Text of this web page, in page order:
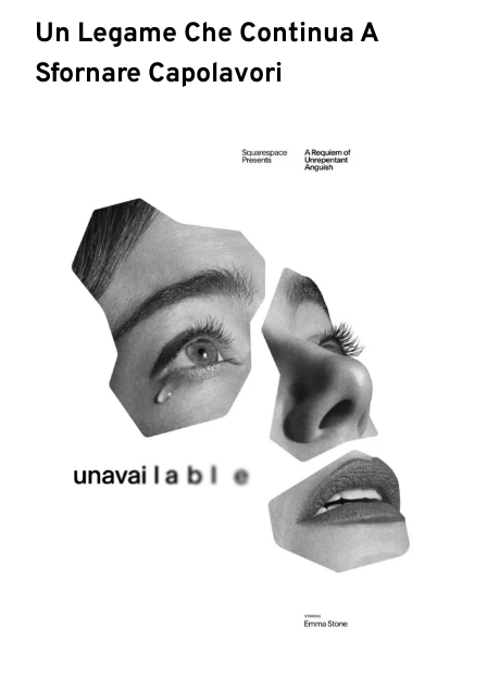
Un Legame Che Continua A
Sfornare Capolavori